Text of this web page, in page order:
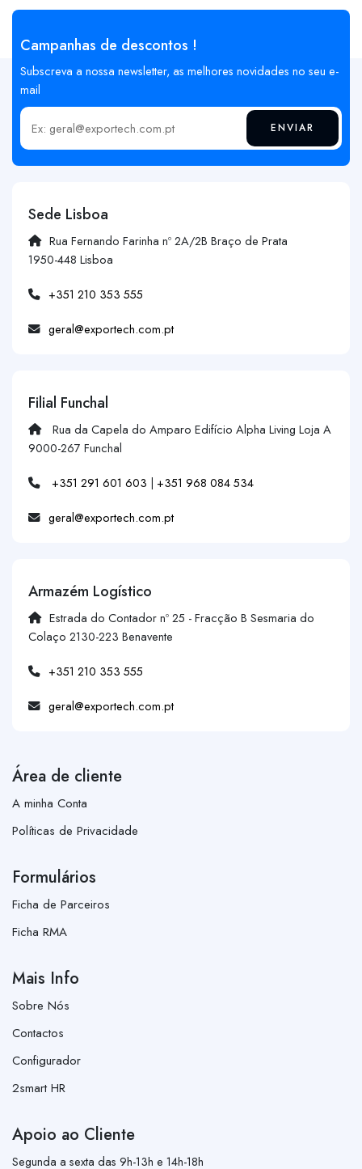
Campanhas de descontos !
Subscreva a nossa newsletter, as melhores novidades no seu e-
mail
Insira o seu email ENVIAR
Sede Lisboa
Rua Fernando Farinha nº 2A/2B Braço de Prata
1950-448 Lisboa
+351 210 353 555
geral@exportech.com.pt
Filial Funchal
Rua da Capela do Amparo Edifício Alpha Living Loja A
9000-267 Funchal
+351 291 601 603 | +351 968 084 534
geral@exportech.com.pt
Armazém Logístico
Estrada do Contador nº 25 - Fracção B Sesmaria do
Colaço 2130-223 Benavente
+351 210 353 555
geral@exportech.com.pt
Área de cliente
A minha Conta
Políticas de Privacidade
Formulários
Ficha de Parceiros
Ficha RMA
Mais Info
Sobre Nós
Contactos
Configurador
2smart HR
Apoio ao Cliente
Segunda a sexta das 9h-13h e 14h-18h